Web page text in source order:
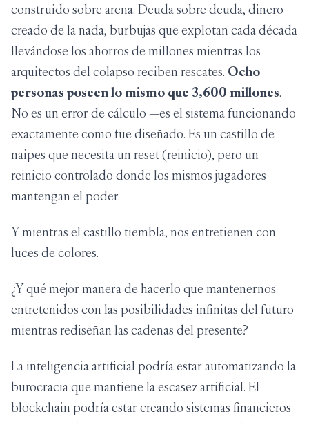
construido sobre arena. Deuda sobre deuda, dinero
creado de la nada, burbujas que explotan cada década
llevándose los ahorros de millones mientras los
arquitectos del colapso reciben rescates. Ocho
personas poseen lo mismo que 3,600 millones.
No es un error de cálculo —es el sistema funcionando
exactamente como fue diseñado. Es un castillo de
naipes que necesita un reset (reinicio), pero un
reinicio controlado donde los mismos jugadores
mantengan el poder.
Y mientras el castillo tiembla, nos entretienen con
luces de colores.
¿Y qué mejor manera de hacerlo que mantenernos
entretenidos con las posibilidades infinitas del futuro
mientras rediseñan las cadenas del presente?
La inteligencia artificial podría estar automatizando la
burocracia que mantiene la escasez artificial. El
blockchain podría estar creando sistemas financieros